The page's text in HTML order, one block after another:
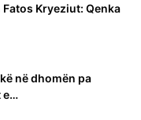
Kryeziut: Qenka
në dhomën pa
e…